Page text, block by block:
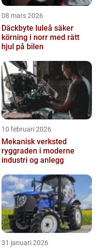
08 mars 2026
Däckbyte luleå säker
körning i norr med rätt
hjul på bilen
10 februari 2026
Mekanisk verksted
ryggraden i moderne
industri og anlegg
31 januari 2026